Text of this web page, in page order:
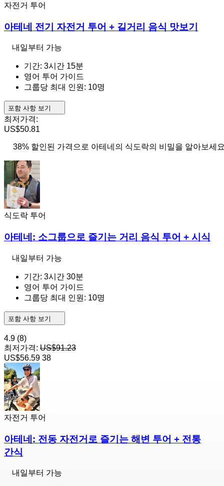
자전거 투어
아테네 전기 자전거 투어 + 길거리 음식 맛보기
내일부터 가능
기간: 3시간 15분
영어 투어 가이드
그룹당 최대 인원: 10명
포함 사항 보기
최저가격:
US$50.81
38% 할인된 가격으로 아테네의 식도락의 비밀을 알아보세
식도락 투어
아테네: 소그룹으로 즐기는 거리 음식 투어 + 시식
내일부터 가능
기간: 3시간 30분
영어 투어 가이드
그룹당 최대 인원: 10명
포함 사항 보기
4.9 (8)
최저가격: US$91.23
US$56.59 38
자전거 투어
아테네: 전동 자전거로 즐기는 해변 투어 + 전통
간식
내일부터 가능